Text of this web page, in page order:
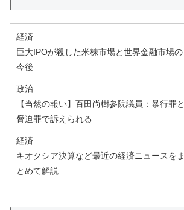
経済
巨大IPOが殺した米株市場と世界金融市場の
今後
政治
【当然の報い】百田尚樹参院議員：暴行罪と
脅迫罪で訴えられる
経済
キオクシア決算など最近の経済ニュースをま
とめて解説